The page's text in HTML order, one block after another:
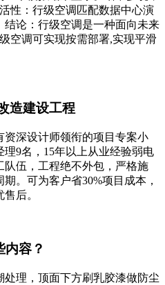
性：行级空调匹配数据中心演
论：行级空调是一种面向未来
空调可实现按需部署,实现平滑
造建设工程
深设计师领衔的项目专案小
9名，15年以上从业经验弱电
队伍，工程绝不外包，严格施
。可为客户省30%项目成本，
后。
内容？
理，顶面下方刷乳胶漆做防尘